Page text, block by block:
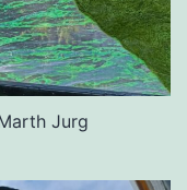
Jurg